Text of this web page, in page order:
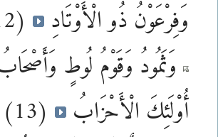
وَفِرْعَوْنُ ذُو الْأَوْتَادِ
(12)
وَثَمُودُ وَقَوْمُ لُوطٍ
أُوْلَئِكَ الْأَحْزَابُ
(13)